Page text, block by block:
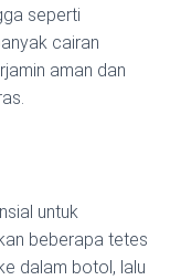
seperti
cairan
aman dan
untuk
beberapa tetes
dalam botol, lalu